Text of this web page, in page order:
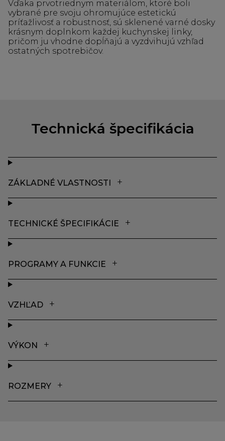
Vďaka prvotriednym materiálom, ktoré boli
vybrané pre svoju ohromujúce estetickú
príťažlivosť a robustnosť, sú sklenené varné dosky
krásnym doplnkom každej kuchynskej linky,
pričom ju vhodne dopĺňajú a vyzdvihujú vzhľad
ostatných spotrebičov.
Technická špecifikácia
ZÁKLADNÉ VLASTNOSTI
TECHNICKÉ ŠPECIFIKÁCIE
PROGRAMY A FUNKCIE
VZHĽAD
VÝKON
ROZMERY